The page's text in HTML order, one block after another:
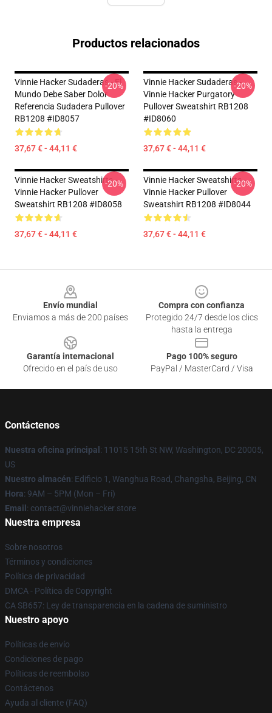
Productos relacionados
Vinnie Hacker Sudaderas - El
Mundo Debe Saber Dolor
Referencia Sudadera Pullover
RB1208 #ID8057
37,67 € - 44,11 €
-20%
Vinnie Hacker Sudaderas -
Vinnie Hacker Purgatory
Pullover Sweatshirt RB1208
#ID8060
37,67 € - 44,11 €
-20%
Vinnie Hacker Sweatshirts -
Vinnie Hacker Pullover
Sweatshirt RB1208 #ID8058
37,67 € - 44,11 €
-20%
Vinnie Hacker Sweatshirts -
Vinnie Hacker Pullover
Sweatshirt RB1208 #ID8044
37,67 € - 44,11 €
-20%
Envío mundial
Enviamos a más de 200 países
Compra con confianza
Protegido 24/7 desde los clics
hasta la entrega
Garantía internacional
Ofrecido en el país de uso
Pago 100% seguro
PayPal / MasterCard / Visa
Contáctenos
Nuestra oficina principal : 11015 15th St NW, Washington, DC 20005,
US
Nuestro almacén: Edificio 1, Wanghua Road, Changsha, Beijing, CN
Hora: 9AM – 5PM (Mon – Fri)
Email : contact@vinniehacker.store
Nuestra empresa
Sobre nosotros
Términos y condiciones
Política de privacidad
DMCA - Política de Copyright
CA SB657: Ley de transparencia en la cadena de suministro
Nuestro apoyo
Políticas de envío
Condiciones de pago
Políticas de reembolso
Contáctenos
Ayuda al cliente (FAQ)